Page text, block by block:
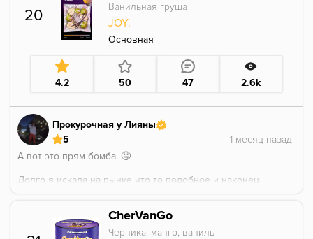
20 Ванильная груша
JOY.
Основная
4.2 50 47 2.6k
Прокурочная у Лияны
5
А вот это прям бомба. 🤤
Долго я искала на рынке что то подобное и наконец
CherVanGo
Черника, манго, ваниль